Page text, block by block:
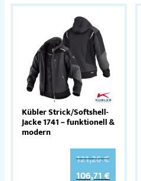
Kübler Strick/Softshell-
Jacke 1741 – funktionell &
modern
121,26€
106,71€